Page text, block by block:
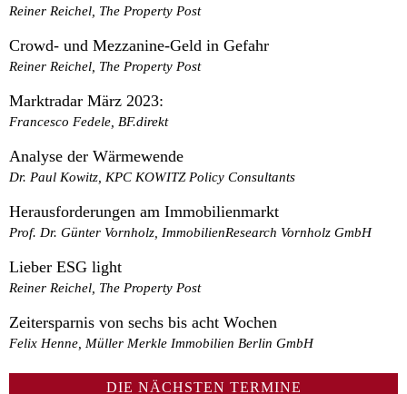
Reiner Reichel, The Property Post
Crowd- und Mezzanine-Geld in Gefahr
Reiner Reichel, The Property Post
Marktradar März 2023:
Francesco Fedele, BF.direkt
Analyse der Wärmewende
Dr. Paul Kowitz, KPC KOWITZ Policy Consultants
Herausforderungen am Immobilienmarkt
Prof. Dr. Günter Vornholz, ImmobilienResearch Vornholz GmbH
Lieber ESG light
Reiner Reichel, The Property Post
Zeitersparnis von sechs bis acht Wochen
Felix Henne, Müller Merkle Immobilien Berlin GmbH
DIE NÄCHSTEN TERMINE